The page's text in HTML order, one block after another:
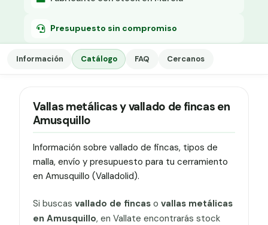
Presupuesto sin compromiso
Información Catálogo FAQ Cercanos
Vallas metálicas y vallado de fincas en
Amusquillo
Información sobre vallado de fincas, tipos de
malla, envío y presupuesto para tu cerramiento
en Amusquillo (Valladolid).
Si buscas vallado de fincaso vallas metálicas
en Amusquillo, en Vallate encontrarás stock